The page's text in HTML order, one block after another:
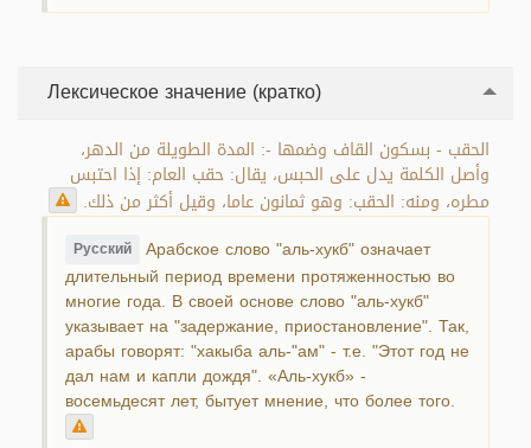
Лексическое значение (кратко)
الحقب - بسكون القاف وضمها -: المدة الطويلة من الدهر،
وأصل الكلمة يدل على الحبس، يقال: حقب العام: إذا احتبس
مطره، ومنه: الحقب: وهو ثمانون عاما، وقيل أكثر من ذلك.
Русский Арабское слово "аль-хукб" означает
длительный период времени протяженностью во
многие года. В своей основе слово "аль-хукб"
указывает на "задержание, приостановление". Так,
арабы говорят: "хакыба аль-"ам" - т.е. "Этот год не
дал нам и капли дождя". «Аль-хукб» -
восемьдесят лет, бытует мнение, что более того.